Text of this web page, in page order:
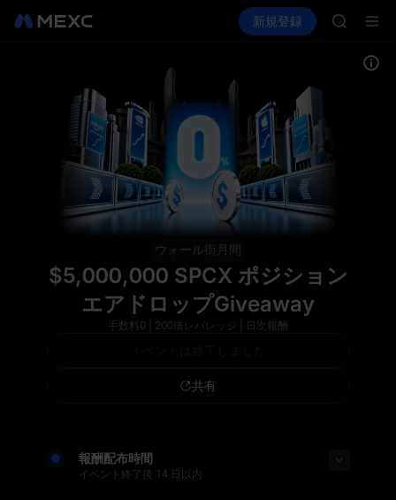
現物 先物取引 SPCX
新規登録
UNITREE
ウォール街月間
$5,000,000 SPCX ポジション
エアドロップGiveaway
手数料0 | 200倍レバレッジ | 日次報酬
共有
報酬配布時間
イベント終了後 14 日以内